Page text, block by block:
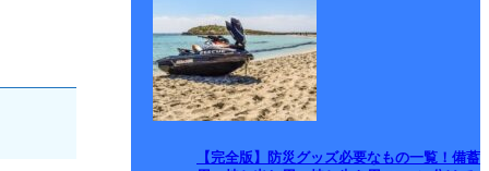
【完全版】防災グッズ必要なもの一覧！備蓄